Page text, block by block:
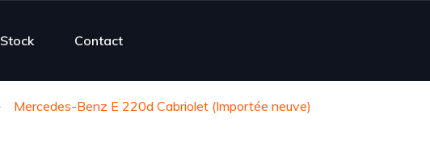
Stock Contact
Mercedes-Benz E 220d Cabriolet (Importée neuve)